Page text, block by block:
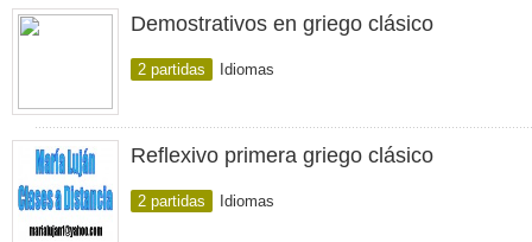
Demostrativos en griego clásico
2 partidas Idiomas
Reflexivo primera griego clásico
2 partidas Idiomas